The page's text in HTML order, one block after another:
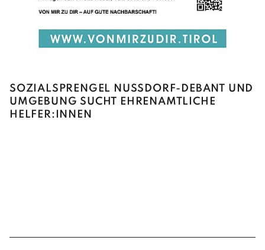
SOZIALSPRENGEL NUSSDORF-DEBANT UND U
MGEBUNG SUCHT EHRENAMTLICHE H
ELFER:INNEN